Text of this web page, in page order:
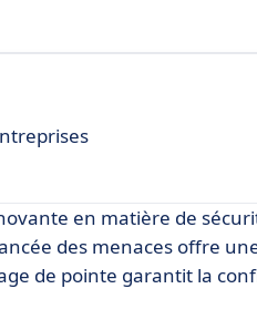
en matière de
des menaces offre
de pointe garantit la